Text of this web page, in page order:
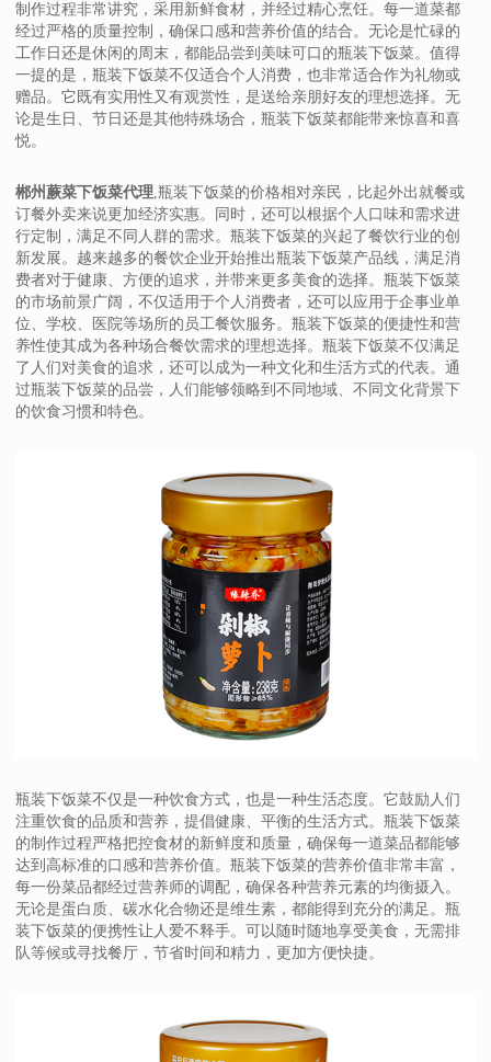
制作过程非常讲究，采用新鲜食材，并经过精心烹饪。每一道菜都
经过严格的质量控制，确保口感和营养价值的结合。无论是忙碌的
工作日还是休闲的周末，都能品尝到美味可口的瓶装下饭菜。值得
一提的是，瓶装下饭菜不仅适合个人消费，也非常适合作为礼物或
赠品。它既有实用性又有观赏性，是送给亲朋好友的理想选择。无
论是生日、节日还是其他特殊场合，瓶装下饭菜都能带来惊喜和喜
悦。
郴州蕨菜下饭菜代理,瓶装下饭菜的价格相对亲民，比起外出就餐或
订餐外卖来说更加经济实惠。同时，还可以根据个人口味和需求进
行定制，满足不同人群的需求。瓶装下饭菜的兴起了餐饮行业的创
新发展。越来越多的餐饮企业开始推出瓶装下饭菜产品线，满足消
费者对于健康、方便的追求，并带来更多美食的选择。瓶装下饭菜
的市场前景广阔，不仅适用于个人消费者，还可以应用于企事业单
位、学校、医院等场所的员工餐饮服务。瓶装下饭菜的便捷性和营
养性使其成为各种场合餐饮需求的理想选择。瓶装下饭菜不仅满足
了人们对美食的追求，还可以成为一种文化和生活方式的代表。通
过瓶装下饭菜的品尝，人们能够领略到不同地域、不同文化背景下
的饮食习惯和特色。
瓶装下饭菜不仅是一种饮食方式，也是一种生活态度。它鼓励人们
注重饮食的品质和营养，提倡健康、平衡的生活方式。瓶装下饭菜
的制作过程严格把控食材的新鲜度和质量，确保每一道菜品都能够
达到高标准的口感和营养价值。瓶装下饭菜的营养价值非常丰富，
每一份菜品都经过营养师的调配，确保各种营养元素的均衡摄入。
无论是蛋白质、碳水化合物还是维生素，都能得到充分的满足。瓶
装下饭菜的便携性让人爱不释手。可以随时随地享受美食，无需排
队等候或寻找餐厅，节省时间和精力，更加方便快捷。